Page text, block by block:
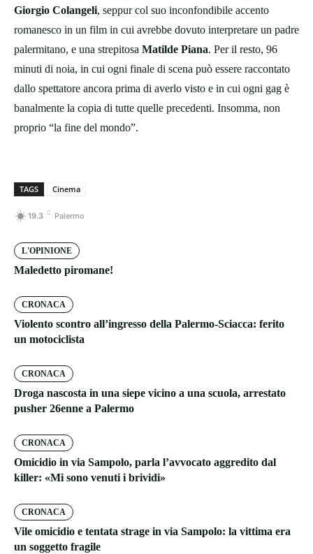
Giorgio Colangeli, seppur col suo inconfondibile accento
romanesco in un film in cui avrebbe dovuto interpretare un padre
palermitano, e una strepitosa Matilde Piana. Per il resto, 96
minuti di noia, in cui ogni finale di scena può essere raccontato
dallo spettatore ancora prima di averlo visto e in cui ogni gag è
banalmente la copia di tutte quelle precedenti. Insomma, non
proprio “la fine del mondo”.
TAGS Cinema
19.3 C Palermo
L'OPINIONE
Maledetto piromane!
CRONACA
Violento scontro all’ingresso della Palermo-Sciacca: ferito
un motociclista
CRONACA
Droga nascosta in una siepe vicino a una scuola, arrestato
pusher 26enne a Palermo
CRONACA
Omicidio in via Sampolo, parla l’avvocato aggredito dal
killer: «Mi sono venuti i brividi»
CRONACA
Vile omicidio e tentata strage in via Sampolo: la vittima era
un soggetto fragile